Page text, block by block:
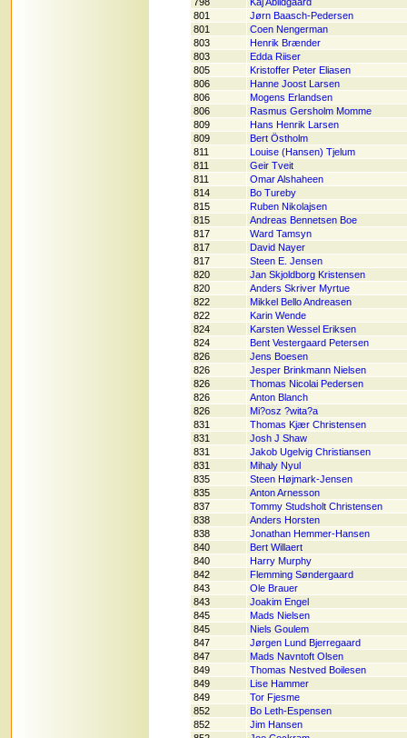
801
Jørn Baasch-Pedersen
801
Coen Nengerman
803
Henrik Brænder
803
Edda Riiser
805
Kristoffer Peter Eliasen
806
Hanne Joost Larsen
806
Mogens Erlandsen
806
Rasmus Gersholm Momme
809
Hans Henrik Larsen
809
Bert Östholm
811
Louise (Hansen) Tjelum
811
Geir Tveit
811
Omar Alshaheen
814
Bo Tureby
815
Ruben Nikolajsen
815
Andreas Bennetsen Boe
817
Ward Tamsyn
817
David Nayer
817
Steen E. Jensen
820
Jan Skjoldborg Kristensen
820
Anders Skriver Myrtue
822
Mikkel Bello Andreasen
822
Karin Wende
824
Karsten Wessel Eriksen
824
Bent Vestergaard Petersen
826
Jens Boesen
826
Jesper Brinkmann Nielsen
826
Thomas Nicolai Pedersen
826
Anton Blanch
826
Mi?osz ?wita?a
831
Thomas Kjær Christensen
831
Josh J Shaw
831
Jakob Ugelvig Christiansen
831
Mihaly Nyul
835
Steen Højmark-Jensen
835
Anton Arnesson
837
Tommy Studsholt Christensen
838
Anders Horsten
838
Jonathan Hemmer-Hansen
840
Bert Willaert
840
Harry Murphy
842
Flemming Søndergaard
843
Ole Brauer
843
Joakim Engel
845
Mads Nielsen
845
Niels Goulem
847
Jørgen Lund Bjerregaard
847
Mads Navntoft Olsen
849
Thomas Nestved Boilesen
849
Lise Hammer
849
Tor Fjesme
852
Bo Leth-Espensen
852
Jim Hansen